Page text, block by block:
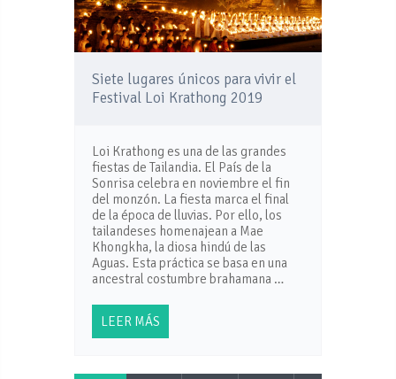
Siete lugares únicos para vivir el
Festival Loi Krathong 2019
Loi Krathong es una de las grandes
fiestas de Tailandia. El País de la
Sonrisa celebra en noviembre el fin
del monzón. La fiesta marca el final
de la época de lluvias. Por ello, los
tailandeses homenajean a Mae
Khongkha, la diosa hindú de las
Aguas. Esta práctica se basa en una
ancestral costumbre brahamana …
LEER MÁS